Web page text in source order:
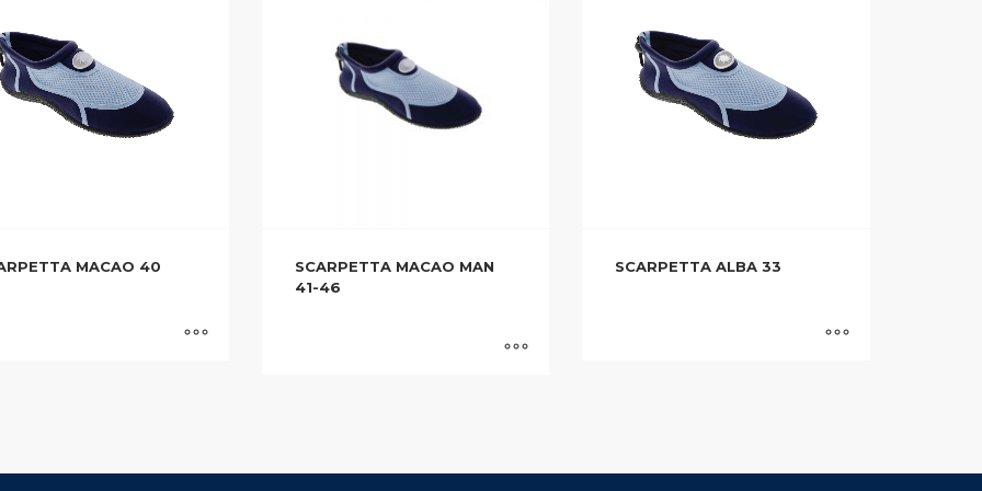
MACAO 40
SCARPETTA MACAO MAN
41-46
SCARPETTA ALBA 33